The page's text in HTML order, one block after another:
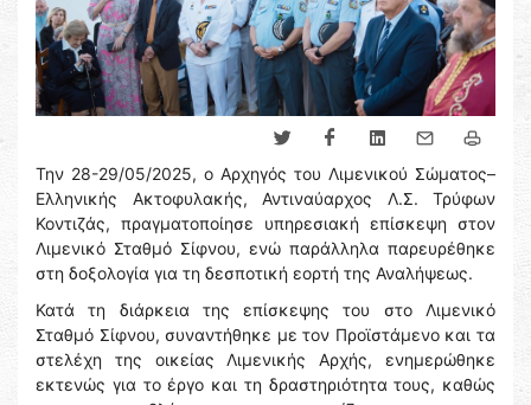
Την 28-29/05/2025, ο Αρχηγός του Λιμενικού Σώματος–
Ελληνικής Ακτοφυλακής, Αντιναύαρχος Λ.Σ. Τρύφων
Κοντιζάς, πραγματοποίησε υπηρεσιακή επίσκεψη στον
Λιμενικό Σταθμό Σίφνου, ενώ παράλληλα παρευρέθηκε
στη δοξολογία για τη δεσποτική εορτή της Αναλήψεως.
Κατά τη διάρκεια της επίσκεψης του στο Λιμενικό
Σταθμό Σίφνου, συναντήθηκε με τον Προϊστάμενο και τα
στελέχη της οικείας Λιμενικής Αρχής, ενημερώθηκε
εκτενώς για το έργο και τη δραστηριότητα τους, καθώς